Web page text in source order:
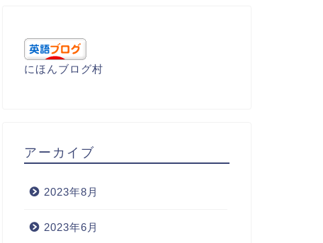
sober（しらふの）
にほんブログ村
アーカイブ
2023年8月
2023年6月